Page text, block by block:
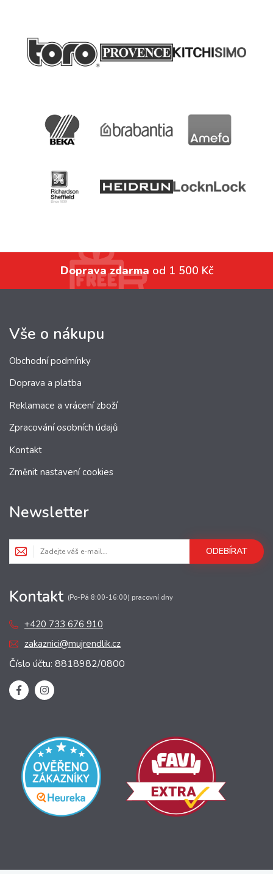
Doprava zdarma od 1 500 Kč
Vše o nákupu
Obchodní podmínky
Doprava a platba
Reklamace a vrácení zboží
Zpracování osobních údajů
Kontakt
Změnit nastavení cookies
Newsletter
ODEBÍRAT
Kontakt (Po-Pá 8:00-16:00) pracovní dny
+420 733 676 910
zakaznici@mujrendlik.cz
Číslo účtu: 8818982/0800